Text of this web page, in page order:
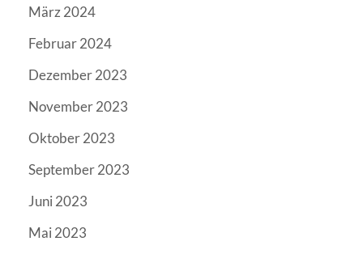
März 2024
Februar 2024
Dezember 2023
November 2023
Oktober 2023
September 2023
Juni 2023
Mai 2023